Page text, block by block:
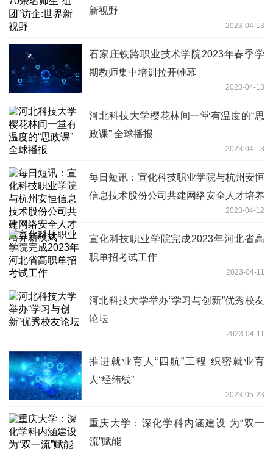
新视野
2023-04-13
石家庄铁路职业技术学院2023年春季学
期教师集中培训拉开帷幕
2023-04-13
河北科技大学樱花林间一堂有温度的“思
政课” 全球播报
2023-04-13
每日短讯：宣化科技职业学院与杭州安恒
信息技术股份公司共建网络安全人才培养
2023-04-12
宣化科技职业学院完成2023年河北省高
职单招考试工作
2023-04-11
河北科技大学举办“学习与创新”优秀校友
论坛
2023-04-11
推进就业育人“四航”工程 织密就业育
人“经纬线”
2023-05-23
重庆大学：深化学科内涵建设 为“双一
流”赋能